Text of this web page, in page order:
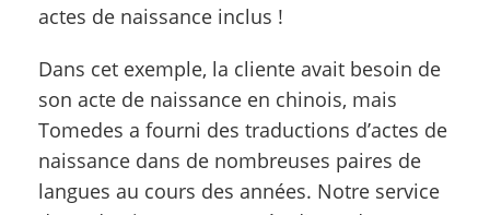
actes de naissance inclus !
Dans cet exemple, la cliente avait besoin de
son acte de naissance en chinois, mais
Tomedes a fourni des traductions d’actes de
naissance dans de nombreuses paires de
langues au cours des années. Notre service